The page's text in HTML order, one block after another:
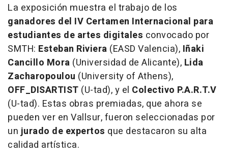
La exposición muestra el trabajo de los
ganadores del IV Certamen Internacional para
estudiantes de artes digitales convocado por
SMTH: Esteban Riviera (EASD Valencia), Iñaki
Cancillo Mora (Universidad de Alicante), Lida
Zacharopoulou (University of Athens),
OFF_DISARTIST (U-tad), y el Colectivo P.A.R.T.V
(U-tad). Estas obras premiadas, que ahora se
pueden ver en Vallsur, fueron seleccionadas por
unjurado de expertos que destacaron su alta
calidad artística.